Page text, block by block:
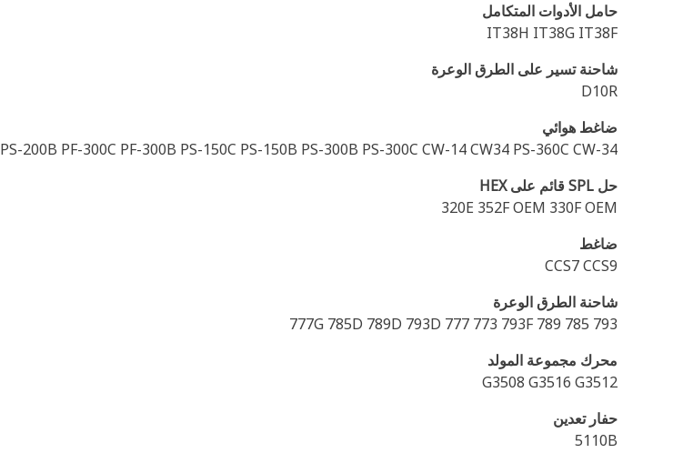
حامل الأدوات المتكامل
IT38H IT38G IT38F
شاحنة تسير على الطرق الوعرة
D10R
ضاغط هوائي
PS-200B PF-300C PF-300B PS-150C PS-150B PS-300B PS-300C CW-14 CW34 PS-360C CW-34
حل SPL قائم على HEX
320E 352F OEM 330F OEM
ضاغط
CCS7 CCS9
شاحنة الطرق الوعرة
777G 785D 789D 793D 777 773 793F 789 785 793
محرك مجموعة المولد
G3508 G3516 G3512
حفار تعدين
5110B